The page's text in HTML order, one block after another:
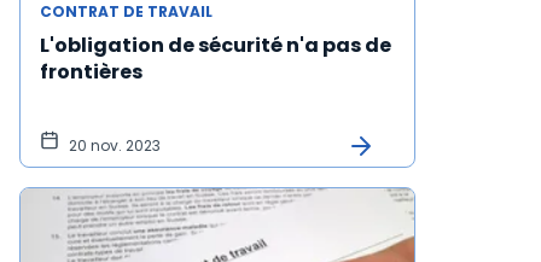
CONTRAT DE TRAVAIL
L'obligation de sécurité n'a pas de
frontières
20 nov. 2023